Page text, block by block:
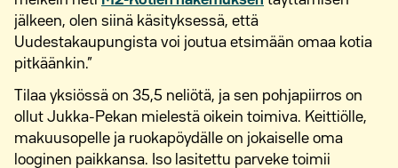
jälkeen, olen siinä käsityksessä, että
Uudestakaupungista voi joutua etsimään omaa kotia
pitkäänkin.”
Tilaa yksiössä on 35,5 neliötä, ja sen pohjapiirros on
ollut Jukka-Pekan mielestä oikein toimiva. Keittiölle,
makuusopelle ja ruokapöydälle on jokaiselle oma
looginen paikkansa. Iso lasitettu parveke toimii